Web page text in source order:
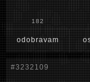
182
odobravam
#3232109